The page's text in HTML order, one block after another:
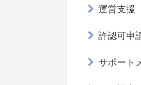
運営支援
許認可申
サポート